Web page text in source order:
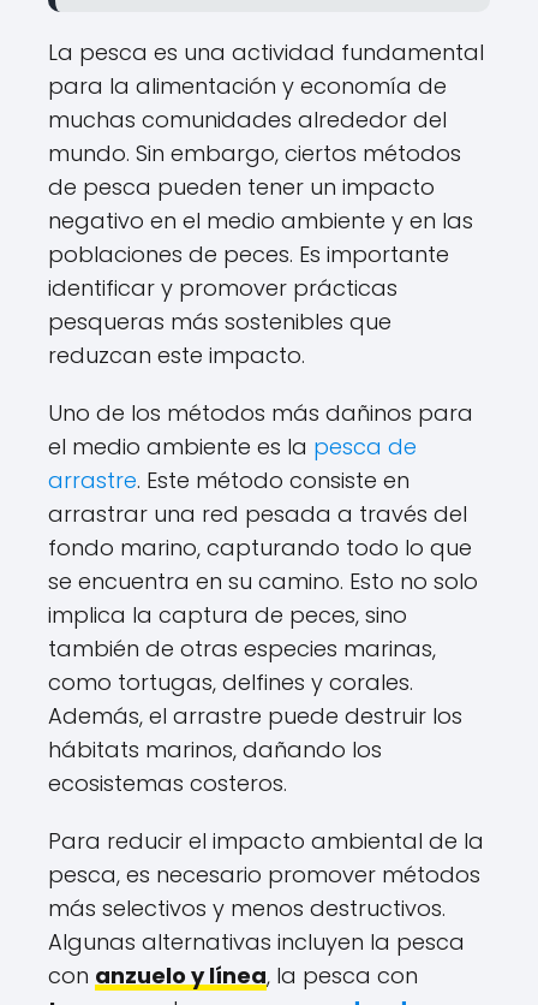
La pesca es una actividad fundamental
para la alimentación y economía de
muchas comunidades alrededor del
mundo. Sin embargo, ciertos métodos
de pesca pueden tener un impacto
negativo en el medio ambiente y en las
poblaciones de peces. Es importante
identificar y promover prácticas
pesqueras más sostenibles que
reduzcan este impacto.
Uno de los métodos más dañinos para
el medio ambiente es la pesca de
arrastre. Este método consiste en
arrastrar una red pesada a través del
fondo marino, capturando todo lo que
se encuentra en su camino. Esto no solo
implica la captura de peces, sino
también de otras especies marinas,
como tortugas, delfines y corales.
Además, el arrastre puede destruir los
hábitats marinos, dañando los
ecosistemas costeros.
Para reducir el impacto ambiental de la
pesca, es necesario promover métodos
más selectivos y menos destructivos.
Algunas alternativas incluyen la pesca
con anzuelo y línea, la pesca con